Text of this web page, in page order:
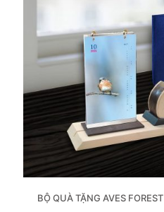
BỘ QUÀ TẶNG AVES FOREST